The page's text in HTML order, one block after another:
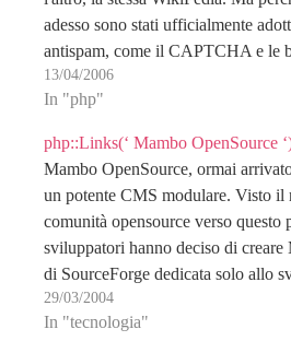
adesso sono stati ufficialmente
antispam, come il CAPTCHA e le
erano necessari in un software…
13/04/2006
In "php"
php::Links(‘ Mambo OpenSource
Mambo OpenSource, ormai
un potente CMS modulare. Visto il
comunità opensource verso questo
sviluppatori hanno deciso di creare
di SourceForge dedicata solo allo
nuovi moduli. Tra l'altro sempre
29/03/2004
In "tecnologia"